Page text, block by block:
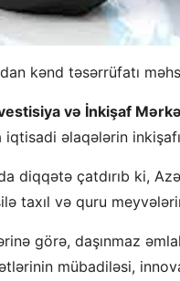
kənd təsərrüfatı
və İnkişaf
iqtisadi əlaqələrin
diqqətə çatdırıb ki,
taxıl və quru
görə, daşınmaz
mübadiləsi,